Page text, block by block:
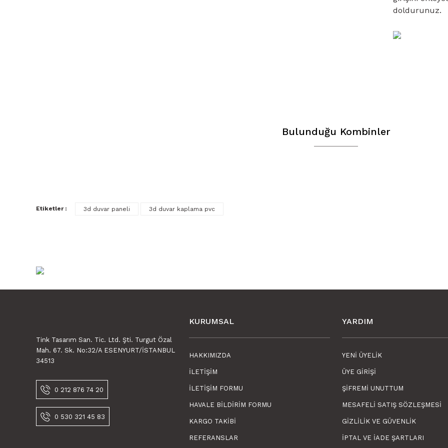
doldurunuz.
Bulunduğu Kombinler
Etiketler : 3d duvar paneli 3d duvar kaplama pvc
Tink Tasarım San. Tic. Ltd. Şti. Turgut Özal
Mah. 67. Sk. No:32/A ESENYURT/İSTANBUL
34513
0 212 876 74 20
0 530 321 45 83
KURUMSAL
HAKKIMIZDA
İLETIŞIM
İLETIŞIM FORMU
HAVALE BILDIRIM FORMU
KARGO TAKIBI
REFERANSLAR
YARDIM
YENI ÜYELIK
ÜYE GIRIŞI
ŞIFREMI UNUTTUM
MESAFELI SATIŞ SÖZLEŞMESI
GIZLILIK VE GÜVENLIK
İPTAL VE İADE ŞARTLARI